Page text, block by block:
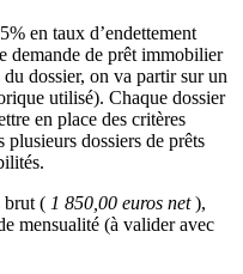
en taux d’endettement
demande de prêt immobilier
dossier, on va partir sur un
utilisé). Chaque dossier
en place des critères
plusieurs dossiers de prêts
brut ( 1 850,00 euros net),
mensualité (à valider avec